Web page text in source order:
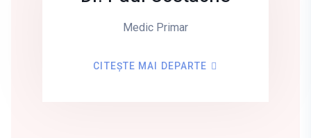
Medic Primar
CITEȘTE MAI DEPARTE